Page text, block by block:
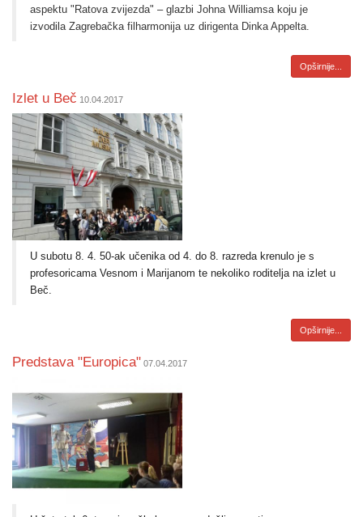
aspektu "Ratova zvijezda" – glazbi Johna Williamsa koju je
izvodila Zagrebačka filharmonija uz dirigenta Dinka Appelta.
Opširnije...
Izlet u Beč 10.04.2017
U subotu 8. 4. 50-ak učenika od 4. do 8. razreda krenulo je s
profesoricama Vesnom i Marijanom te nekoliko roditelja na izlet u
Beč.
Opširnije...
Predstava "Europica" 07.04.2017